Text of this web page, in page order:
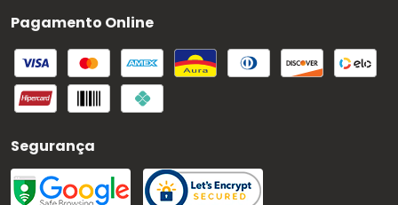
Pagamento Online
Segurança